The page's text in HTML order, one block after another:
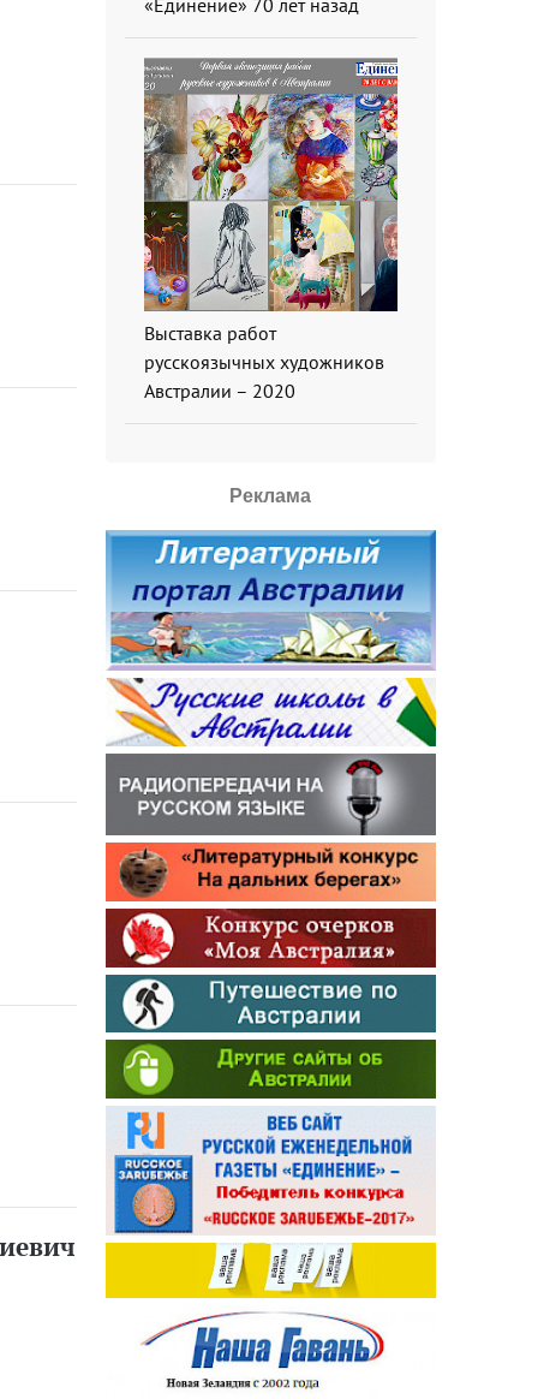
Выставка работ
русскоязычных художников
Австралии – 2020
Реклама